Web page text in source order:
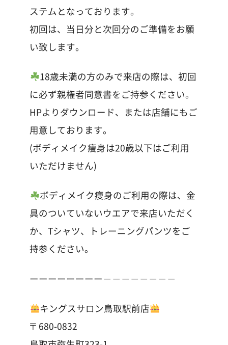
ステムとなっております。
初回は、当日分と次回分のご準備をお願
い致します。
18歳未満の方のみで来店の際は、初回
に必ず親権者同意書をご持参ください。
HPよりダウンロード、または店舗にもご
用意しております。
(ボディメイク痩身は20歳以下はご利用
いただけません)
ボディメイク痩身のご利用の際は、金
具のついていないウエアで来店いただく
か、Tシャツ、トレーニングパンツをご
持参ください。
ーーーーーーーー－－－－－－－－
キングスサロン鳥取駅前店
〒680-0832